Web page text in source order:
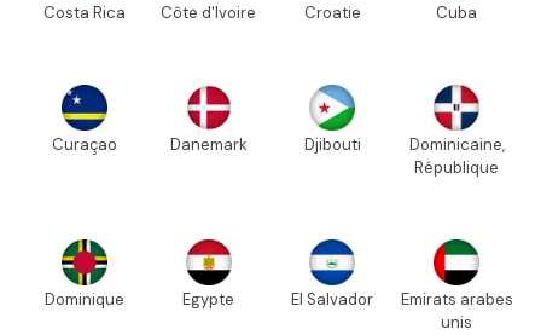
Costa Rica Côte d'Ivoire Croatie Cuba
Curaçao Danemark Djibouti
Dominicaine,
République
Dominique Egypte El Salvador
Emirats arabes
unis